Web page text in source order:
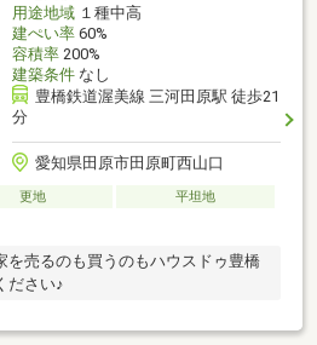
用途地域１種中高
建ぺい率60%
容積率200%
建築条件なし
豊橋鉄道渥美線 三河田原駅 徒歩21
分
愛知県田原市田原町西山口
更地
平坦地
売るのも買うのもハウスドゥ豊橋
ださい♪